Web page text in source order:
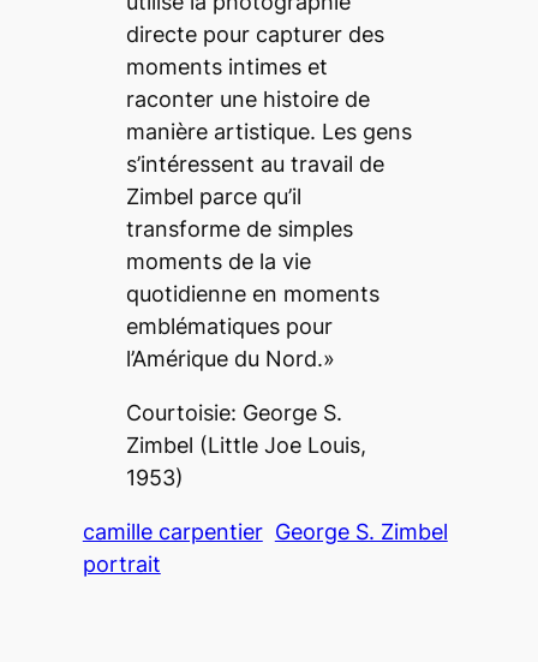
directe pour capturer des
moments intimes et
raconter une histoire de
manière artistique. Les gens
s’intéressent au travail de
Zimbel parce qu’il
transforme de simples
moments de la vie
quotidienne en moments
emblématiques pour
l’Amérique du Nord.»
Courtoisie: George S.
Zimbel (Little Joe Louis,
1953)
camille carpentier George S. Zimbel
portrait